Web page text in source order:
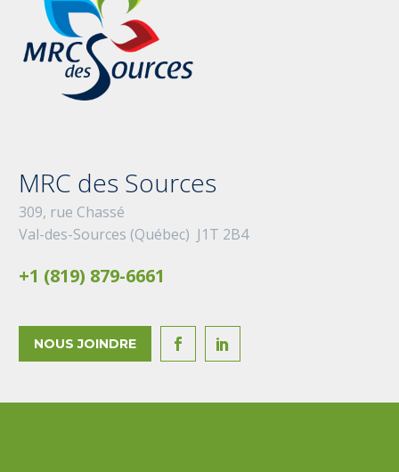
MRC des Sources
309, rue Chassé
Val-des-Sources (Québec) J1T 2B4
+1 (819) 879-6661
NOUS JOINDRE  